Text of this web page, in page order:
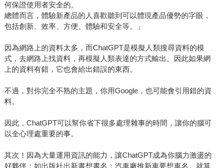
何保證使用者安全的。
總體而言，體驗新產品的人喜歡聽到可以體現產品優勢的字眼，
包括創新、效率、方便、體驗和安全等。」
因為網路上的資料太多，而ChatGPT是模擬人類搜尋資料的模
式，去網路上找資料，再模擬人類表達的方式輸出。因此如果網
上的資料有錯，它也會給出錯誤的東西。
不過，對你完全不熟的主題，你用Google，也可能會引用錯的資
料。
因此，ChatGPT可以幫你省下很多處理雜事的時間，讓你的腦可
以全心理處重要的事。
其次！因為大量運用資訊的能力，讓ChatGPT成為你腦力激盪的
好夥伴：如出版社出新書想書名；汽車廠推新車要想車名。就算